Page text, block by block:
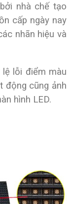
nhà chế tạo
cấp ngày nay
nhãn hiệu và
lỗi điểm màu
động cũng ảnh
hình LED.